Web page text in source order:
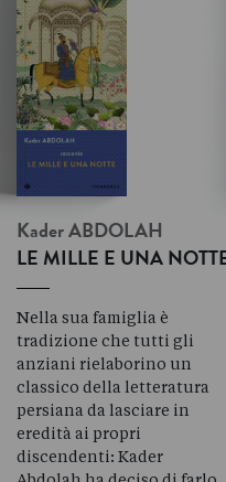
Kader ABDOLAH
LE MILLE E UNA
Nella sua famiglia è
tradizione che tutti gli
anziani rielaborino un
classico della letteratura
persiana da lasciare in
eredità ai propri
discendenti: Kader